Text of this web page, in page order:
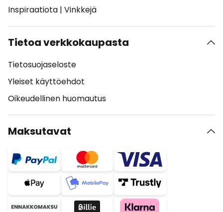
Inspiraatiota | Vinkkejä
Tietoa verkkokaupasta
Tietosuojaseloste
Yleiset käyttöehdot
Oikeudellinen huomautus
Maksutavat